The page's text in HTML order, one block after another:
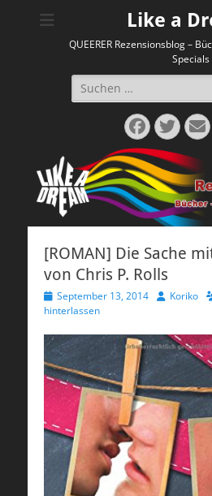
Like a
QUEERER Rezensionsblog –
Specials
Suchen
nach:
E-
[ROMAN] Die Sache
von Chris P. Rolls
Veröffentlicht
am
September 13, 2014 AutorKoriko
hinterlassen